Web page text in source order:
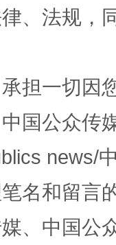
如何以
、法规，
担一切因
国公众传
news/
名和留言
、中国公